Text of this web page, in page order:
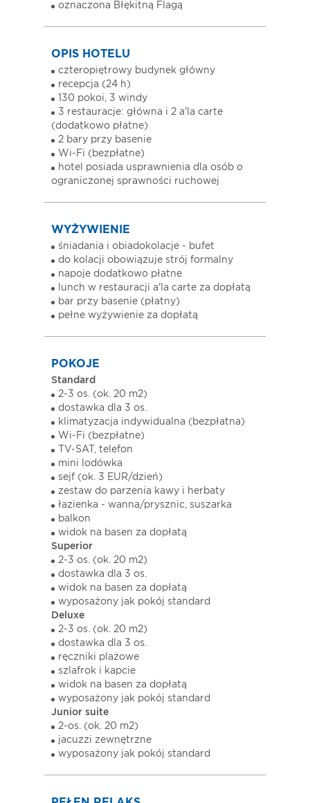
oznaczona Błękitną Flagą
OPIS HOTELU
czteropiętrowy budynek główny
recepcja (24 h)
130 pokoi, 3 windy
3 restauracje: główna i 2 a'la carte
(dodatkowo płatne)
2 bary przy basenie
Wi-Fi (bezpłatne)
hotel posiada usprawnienia dla osób o
ograniczonej sprawności ruchowej
WYŻYWIENIE
śniadania i obiadokolacje - bufet
do kolacji obowiązuje strój formalny
napoje dodatkowo płatne
lunch w restauracji a'la carte za dopłatą
bar przy basenie (płatny)
pełne wyżywienie za dopłatą
POKOJE
Standard
2-3 os. (ok. 20 m2)
dostawka dla 3 os.
klimatyzacja indywidualna (bezpłatna)
Wi-Fi (bezpłatne)
TV-SAT, telefon
mini lodówka
sejf (ok. 3 EUR/dzień)
zestaw do parzenia kawy i herbaty
łazienka - wanna/prysznic, suszarka
balkon
widok na basen za dopłatą
Superior
2-3 os. (ok. 20 m2)
dostawka dla 3 os.
widok na basen za dopłatą
wyposażony jak pokój standard
Deluxe
2-3 os. (ok. 20 m2)
dostawka dla 3 os.
ręczniki plażowe
szlafrok i kapcie
widok na basen za dopłatą
wyposażony jak pokój standard
Junior suite
2-os. (ok. 20 m2)
jacuzzi zewnętrzne
wyposażony jak pokój standard